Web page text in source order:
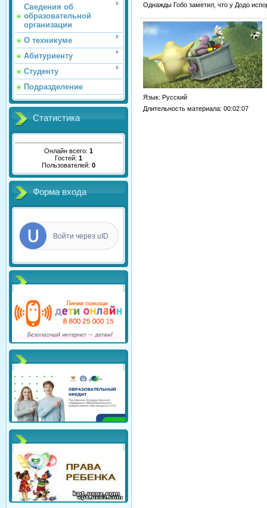
Сведения об
образовательной
организации
О техникуме
Абитуриенту
Студенту
Подразделение
Статистика
Онлайн всего: 1
Гостей: 1
Пользователей: 0
Форма входа
Войти через uID
Однажды Гобо заметил, что у Додо
Язык: Русский
Длительность материала: 00:02:07